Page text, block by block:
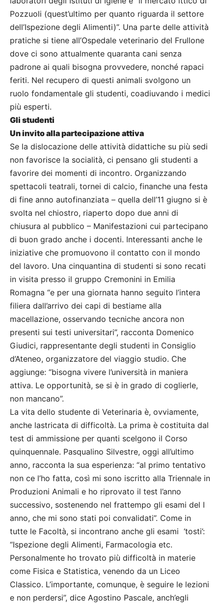
Pozzuoli (quest’ultimo per quanto riguarda il settore
dell’Ispezione degli Alimenti)”. Una parte delle attività
pratiche si tiene all’Ospedale veterinario del Frullone
dove ci sono attualmente quaranta cani senza
padrone ai quali bisogna provvedere, nonché rapaci
feriti. Nel recupero di questi animali svolgono un
ruolo fondamentale gli studenti, coadiuvando i medici
più esperti.
Gli studenti
Un invito alla partecipazione attiva
Se la dislocazione delle attività didattiche su più sedi
non favorisce la socialità, ci pensano gli studenti a
favorire dei momenti di incontro. Organizzando
spettacoli teatrali, tornei di calcio, finanche una festa
di fine anno autofinanziata – quella dell’11 giugno si è
svolta nel chiostro, riaperto dopo due anni di
chiusura al pubblico – Manifestazioni cui partecipano
di buon grado anche i docenti. Interessanti anche le
iniziative che promuovono il contatto con il mondo
del lavoro. Una cinquantina di studenti si sono recati
in visita presso il gruppo Cremonini in Emilia
Romagna “e per una giornata hanno seguito l’intera
filiera dall’arrivo dei capi di bestiame alla
macellazione, osservando tecniche ancora non
presenti sui testi universitari”, racconta Domenico
Giudici, rappresentante degli studenti in Consiglio
d’Ateneo, organizzatore del viaggio studio. Che
aggiunge: “bisogna vivere l’università in maniera
attiva. Le opportunità, se si è in grado di coglierle,
non mancano”.
La vita dello studente di Veterinaria è, ovviamente,
anche lastricata di difficoltà. La prima è costituita dal
test di ammissione per quanti scelgono il Corso
quinquennale. Pasqualino Silvestre, oggi all’ultimo
anno, racconta la sua esperienza: “al primo tentativo
non ce l’ho fatta, così mi sono iscritto alla Triennale in
Produzioni Animali e ho riprovato il test l’anno
successivo, sostenendo nel frattempo gli esami del I
anno, che mi sono stati poi convalidati”. Come in
tutte le Facoltà, si incontrano anche gli esami ‘tosti’:
“Ispezione degli Alimenti, Farmacologia etc.
Personalmente ho trovato più difficoltà in materie
come Fisica e Statistica, venendo da un Liceo
Classico. L’importante, comunque, è seguire le lezioni
e non perdersi”, dice Agostino Pascale, anch’egli